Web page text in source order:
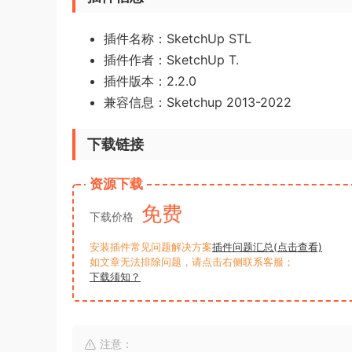
插件名称：SketchUp STL
插件作者：SketchUp T.
插件版本：2.2.0
兼容信息：Sketchup 2013-2022
下载链接
资源下载
下载价格 免费
安装插件常见问题解决方案插件问题汇总(点击查看)
如文章无法排除问题，请点击右侧联系客服；
下载须知？
注意：